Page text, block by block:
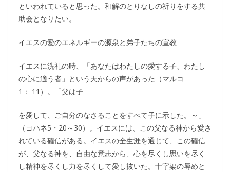
といわれていると思った。和解のとりなしの祈りをする共
助会となりたい。
イエスの愛のエネルギーの源泉と弟子たちの宣教
イエスに洗礼の時、「あなたはわたしの愛する子、わたし
の心に適う者」という天からの声があった（マルコ
1： 11）。「父は子
を愛して、ご自分のなさることをすべて子に示した。～」
（ヨハネ5・20～30）。イエスには、この父なる神から愛さ
れている確信がある。イエスの全生涯を通じて、この確信
が、父なる神を、自由な意志から、心を尽くし思いを尽く
し精神を尽くし力を尽くして愛し抜いた。十字架の辱めと